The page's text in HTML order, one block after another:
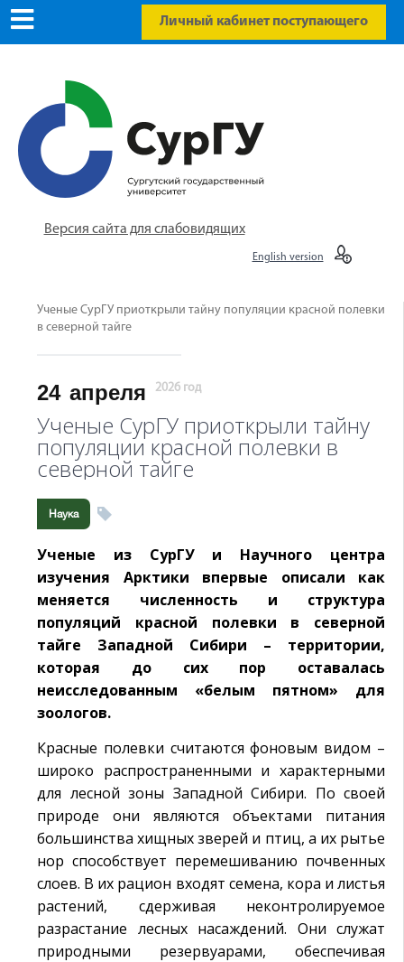
Личный кабинет поступающего
Версия сайта для слабовидящих
English version
Ученые СурГУ приоткрыли тайну популяции красной полевки
в северной тайге
24 апреля 2026 год
Ученые СурГУ приоткрыли тайну
популяции красной полевки в
северной тайге
Наука
Ученые из СурГУ и Научного центра
изучения Арктики впервые описали как
меняется численность и структура
популяций красной полевки в северной
тайге Западной Сибири – территории,
которая до сих пор оставалась
неисследованным «белым пятном» для
зоологов.
Красные полевки считаются фоновым видом –
широко распространенными и характерными
для лесной зоны Западной Сибири. По своей
природе они являются объектами питания
большинства хищных зверей и птиц, а их рытье
нор способствует перемешиванию почвенных
слоев. В их рацион входят семена, кора и листья
растений, сдерживая неконтролируемое
разрастание лесных насаждений. Они служат
природными резервуарами, обеспечивая